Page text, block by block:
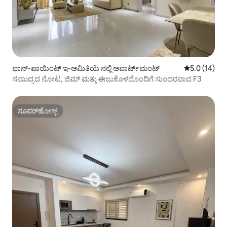
ಫಾನ್-ಪಾಯಿಂಟ್ ಇ-ಅಮಿತಿಯೆ ನಲ್ಲಿ ಅಪಾರ್ಟ್‌ಮಂಟ್ 5 ರಲ್ಲಿ 5.0
5.0 (14)
ಸಮುದ್ರದ ನೋಟ, ಜಿಮ್ ಮತ್ತು ಈಜುಕೊಳದೊಂದಿಗೆ ಸುಂದರವಾದ F3
ಸೂಪರ್‌ಹೋಸ್ಟ್
ಸೂಪರ್‌ಹೋಸ್ಟ್